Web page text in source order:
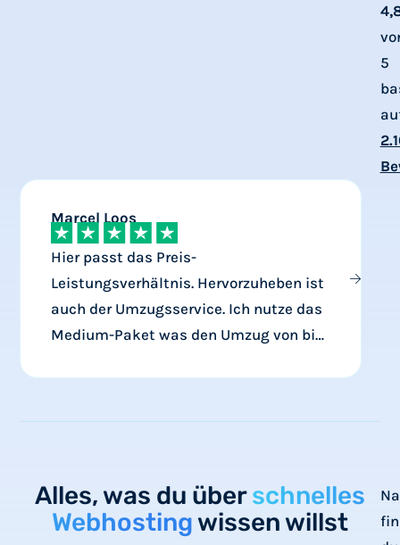
5
Marcel Loos
Hier passt das Preis-
Leistungsverhältnis. Hervorzuheben ist
auch der Umzugsservice. Ich nutze das
Medium-Paket was den Umzug von bis
Der Support arbeitet und antwortet
schnell. Das nenne ich Premium!
Alles, was du überschnelles
Webhosting wissen willst